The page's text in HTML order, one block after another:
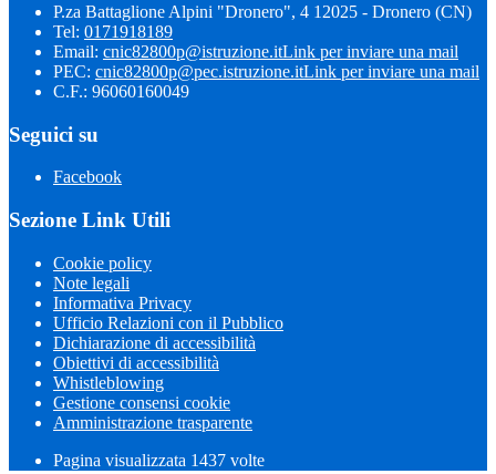
P.za Battaglione Alpini "Dronero", 4 12025 - Dronero (CN)
Tel: 0171918189
Email: cnic82800p@istruzione.itLink per inviare una mail
PEC: cnic82800p@pec.istruzione.itLink per inviare una mail
C.F.: 96060160049
Seguici su
Facebook
Sezione Link Utili
Cookie policy
Note legali
Informativa Privacy
Ufficio Relazioni con il Pubblico
Dichiarazione di accessibilità
Obiettivi di accessibilità
Whistleblowing
Gestione consensi cookie
Amministrazione trasparente
Pagina visualizzata 1437 volte